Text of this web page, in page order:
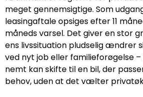
meget gennemsigtige. Som
leasingaftale opsiges efter 11
måneds varsel. Det giver en stor
ens livssituation pludselig ændrer
ved nyt job eller familieforøgelse
nemt kan skifte til en bil, der
behov, uden at det vælter